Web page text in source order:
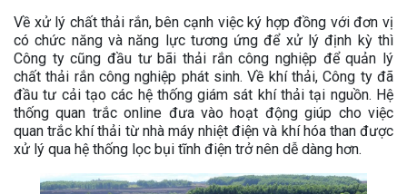
Về xử lý chất thải rắn, bên cạnh việc ký hợp đồng với đơn vị
có chức năng và năng lực tương ứng để xử lý định kỳ thì
Công ty cũng đầu tư bãi thải rắn công nghiệp để quản lý
chất thải rắn công nghiệp phát sinh. Về khí thải, Công ty đã
đầu tư cải tạo các hệ thống giám sát khí thải tại nguồn. Hệ
thống quan trắc online đưa vào hoạt động giúp cho việc
quan trắc khí thải từ nhà máy nhiệt điện và khí hóa than được
xử lý qua hệ thống lọc bụi tĩnh điện trở nên dễ dàng hơn.